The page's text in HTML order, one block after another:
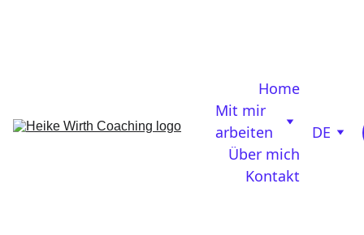
Home
Mit mir
arbeiten
Über mich
Kontakt
DE